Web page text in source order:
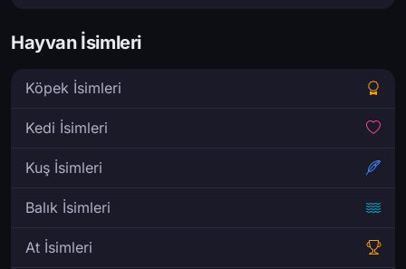
Hayvan İsimleri
Köpek İsimleri
Kedi İsimleri
Kuş İsimleri
Balık İsimleri
At İsimleri